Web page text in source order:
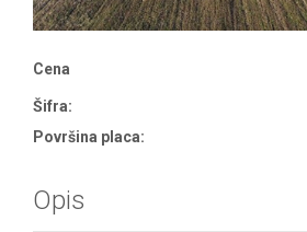
Cena
Šifra:
Površina placa:
Opis